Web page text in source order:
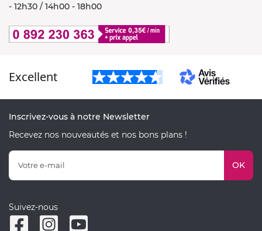
- 12h30 / 14h00 - 18h00
Excellent
Inscrivez-vous à notre Newsletter
Recevez nos nouveautés et nos bons plans !
OK
Suivez-nous